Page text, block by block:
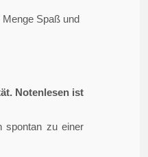
Spaß und
Notenlesen ist
spontan zu einer